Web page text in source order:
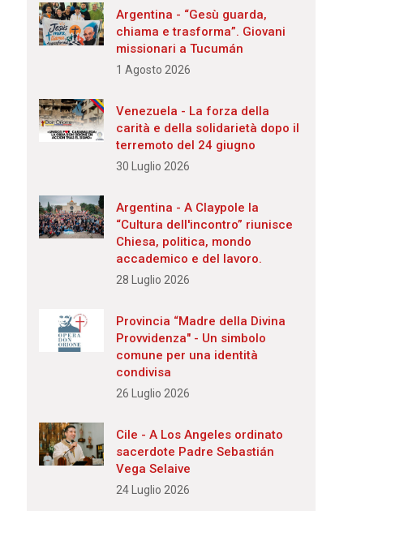
Argentina - “Gesù guarda,
chiama e trasforma”. Giovani
missionari a Tucumán
1 Agosto 2026
Venezuela - La forza della
carità e della solidarietà dopo il
terremoto del 24 giugno
30 Luglio 2026
Argentina - A Claypole la
“Cultura dell'incontro” riunisce
Chiesa, politica, mondo
accademico e del lavoro.
28 Luglio 2026
Provincia “Madre della Divina
Provvidenza" - Un simbolo
comune per una identità
condivisa
26 Luglio 2026
Cile - A Los Angeles ordinato
sacerdote Padre Sebastián
Vega Selaive
24 Luglio 2026